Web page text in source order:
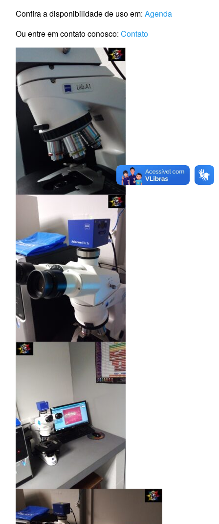
Confira a disponibilidade de uso em:Agenda
Ou entre em contato conosco:Contato